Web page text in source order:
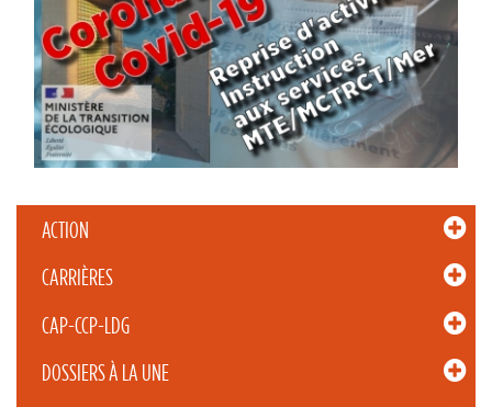
ACTION
CARRIÈRES
CAP-CCP-LDG
DOSSIERS À LA UNE